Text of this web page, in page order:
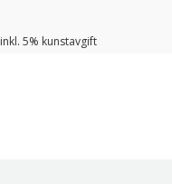
inkl. 5% kunstavgift